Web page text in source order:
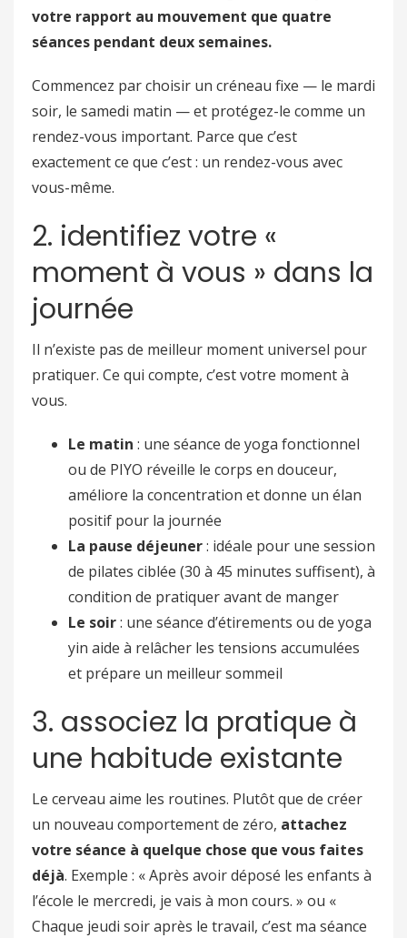
votre rapport au mouvement que quatre
séances pendant deux semaines.
Commencez par choisir un créneau fixe — le mardi
soir, le samedi matin — et protégez-le comme un
rendez-vous important. Parce que c’est
exactement ce que c’est : un rendez-vous avec
vous-même.
2. identifiez votre «
moment à vous » dans la
journée
Il n’existe pas de meilleur moment universel pour
pratiquer. Ce qui compte, c’est votre moment à
vous.
Le matin : une séance de yoga fonctionnel
ou de PIYO réveille le corps en douceur,
améliore la concentration et donne un élan
positif pour la journée
La pause déjeuner: idéale pour une session
de pilates ciblée (30 à 45 minutes suffisent), à
condition de pratiquer avant de manger
Le soir: une séance d’étirements ou de yoga
yin aide à relâcher les tensions accumulées
et prépare un meilleur sommeil
3. associez la pratique à
une habitude existante
Le cerveau aime les routines. Plutôt que de créer
un nouveau comportement de zéro, attachez
votre séance à quelque chose que vous faites
déjà. Exemple : « Après avoir déposé les enfants à
l’école le mercredi, je vais à mon cours. » ou «
Chaque jeudi soir après le travail, c’est ma séance